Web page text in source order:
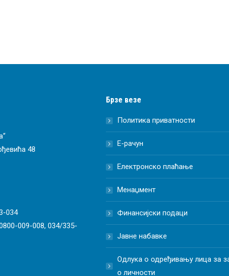
48
034
009-008, 034/335-
Брзе везе
Политика приватности
Е-рачун
Електронско плаћање
Менаџмент
Финансијски подаци
Јавне набавке
Одлука о одређивању лица за
о личности